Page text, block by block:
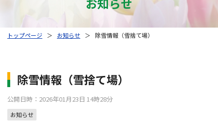
トップページ ＞ お知らせ ＞ 除雪情報（雪捨て場）
除雪情報（雪捨て場）
公開日時：2026年01月23日 14時28分
お知らせ